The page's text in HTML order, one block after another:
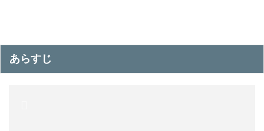
あらすじ